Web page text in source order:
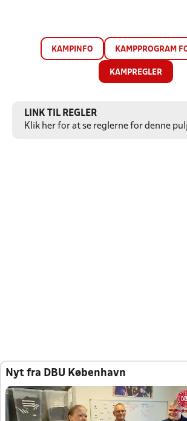
KAMPINFO KAMPPROGRAM
KAMPREGLER
LINK TIL REGLER
Klik her for at se reglerne for denne
Nyt fra DBU København